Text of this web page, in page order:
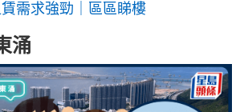
需求強勁｜區區睇樓
涌